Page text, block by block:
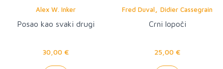
Alex W. Inker
Posao kao svaki drugi
30,00 €
Fred Duval Didier Cassegrain
Crni lopoči
25,00 €